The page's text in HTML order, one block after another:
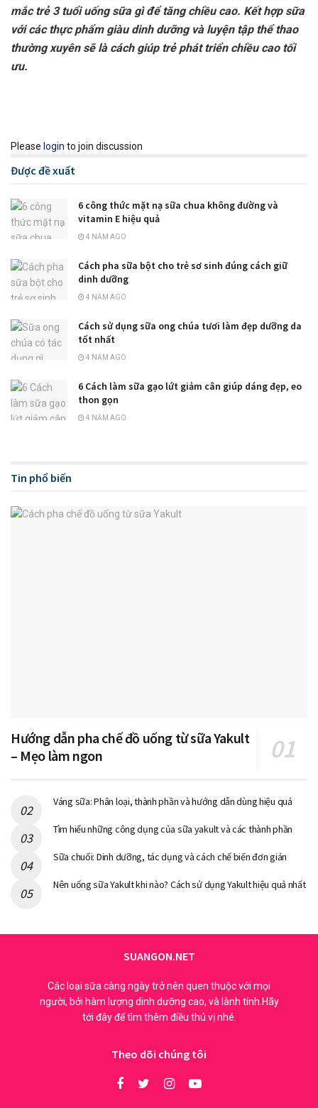
mắc trẻ 3 tuổi uống sữa gì để tăng chiều cao. Kết hợp sữa
với các thực phẩm giàu dinh dưỡng và luyện tập thể thao
thường xuyên sẽ là cách giúp trẻ phát triển chiều cao tối
ưu.
Please login to join discussion
Được đề xuất
6 công thức mặt nạ sữa chua không đường và
vitamin E hiệu quả
4 NĂM AGO
Cách pha sữa bột cho trẻ sơ sinh đúng cách giữ
dinh dưỡng
4 NĂM AGO
Cách sử dụng sữa ong chúa tươi làm đẹp dưỡng da
tốt nhất
4 NĂM AGO
6 Cách làm sữa gạo lứt giảm cân giúp dáng đẹp, eo
thon gọn
4 NĂM AGO
Tin phổ biến
Hướng dẫn pha chế đồ uống từ sữa Yakult
– Mẹo làm ngon
Váng sữa: Phân loại, thành phần và hướng dẫn dùng hiệu quả
Tìm hiểu những công dụng của sữa yakult và các thành phần
Sữa chuối: Dinh dưỡng, tác dụng và cách chế biến đơn giản
Nên uống sữa Yakult khi nào? Cách sử dụng Yakult hiệu quả nhất
SUANGON.NET
Các loại sữa càng ngày trở nên quen thuộc với mọi
người, bởi hàm lượng dinh dưỡng cao, và lành tính.Hãy
tới đây để tìm thêm điều thú vị nhé.
Theo dõi chúng tôi